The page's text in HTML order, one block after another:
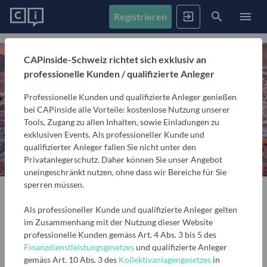
News
Alle Inhalte
Artikel, Podcasts & Videos – Alle Inhalte im Überblick
Gemerkte Inhalte
Artikel, Podcasts und Videos, die Sie sich gemerkt haben
Videos
Community
Podcasts
Audiobeiträge mit spannenden Gästen aus Finanzwelt
und Fondsindustrie
Fonds
1. Fonds finden
Fondssuche
Nutzen Sie die Filter, um aus über 35.000 Fonds die
passenden zu finden
Fondsranking
Lassen Sie sich die besten Fonds aus über 200
Peergroups anzeigen
Die besten Fonds
Firmenprofile
Fondsgesellschaften
Informationen, Beiträge und Produkte unserer Partner-
Vermögensverwalter
Informationen, Beiträge und Produkte/Strategien
unserer Partner-Vermögensverwalter
Events
Übersicht, Anmeldung und weitere Informationen zu
anstehenden Online- und Präsenzveranstaltungen
Vergangene Webinare
Finanzberatung
Registrieren Anmelden
Registrieren
Merken
Fondsvergleich Lateinamerika
CAPinside-Schweiz richtet sich exklusiv an
professionelle Kunden / qualifizierte Anleger
Professionelle Kunden und qualifizierte Anleger genießen
bei CAPinside alle Vorteile: kostenlose Nutzung unserer
Tools, Zugang zu allen Inhalten, sowie Einladungen zu
exklusiven Events. Als professioneller Kunde und
qualifizierter Anleger fallen Sie nicht unter den
Privatanlegerschutz. Daher können Sie unser Angebot
uneingeschränkt nutzen, ohne dass wir Bereiche für Sie
sperren müssen.
Als professioneller Kunde und qualifizierte Anleger gelten
im Zusammenhang mit der Nutzung dieser Website
professionelle Kunden gemäss Art. 4 Abs. 3 bis 5 des
Finanzdienstleistungsgesetzesund qualifizierte Anleger
gemäss Art. 10 Abs. 3 des Kollektivanlagengesetzes in